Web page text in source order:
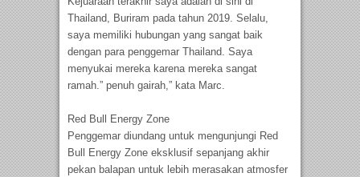
Thailand, Buriram pada tahun 2019. Selalu,
saya memiliki hubungan yang sangat baik
dengan para penggemar Thailand. Saya
menyukai mereka karena mereka sangat
ramah.” penuh gairah,” kata Marc.
Red Bull Energy Zone
Penggemar diundang untuk mengunjungi Red
Bull Energy Zone eksklusif sepanjang akhir
pekan balapan untuk lebih merasakan atmosfer